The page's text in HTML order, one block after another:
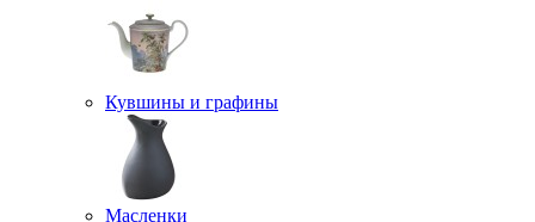
Кувшины и графины
Масленки